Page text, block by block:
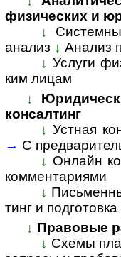
физи­чес­ких и
↓
ана­лиз ↓ Ана­лиз
↓ Услуги
ким лицам
↓
консалтинг
↓ Устная
→ С
↓ Онлайн
комментариями
↓
тинг и
↓ Правовые
↓ Схемы